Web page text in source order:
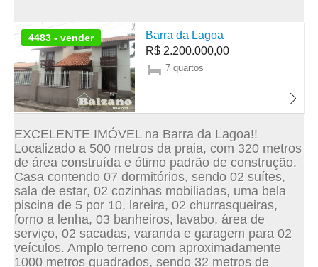
4483 - vender
Barra da Lagoa
R$ 2.200.000,00
7 quartos
EXCELENTE IMÓVEL na Barra da Lagoa!!
Localizado a 500 metros da praia, com 320 metros
de área construída e ótimo padrão de construção.
Casa contendo 07 dormitórios, sendo 02 suítes,
sala de estar, 02 cozinhas mobiliadas, uma bela
piscina de 5 por 10, lareira, 02 churrasqueiras,
forno a lenha, 03 banheiros, lavabo, área de
serviço, 02 sacadas, varanda e garagem para 02
veículos. Amplo terreno com aproximadamente
1000 metros quadrados, sendo 32 metros de